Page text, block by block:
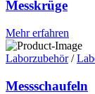
Messkrüge
Mehr erfahren
Laborzubehör/
Messschaufeln